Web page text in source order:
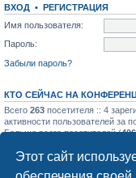
Этот сайт
ВХОД • РЕГИСТРАЦИЯ
Имя пользователя:
Пароль:
Забыли пароль?
КТО СЕЙЧАС НА
Всего 263 посетителя :: 4
активности пользователей за
Больше всего посетителей (
СТАТИСТИКА
Всего сообщений:31758•